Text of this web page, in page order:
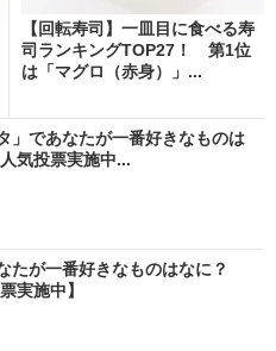
【回転寿司】一皿目に食べる寿
司ランキングTOP27！ 第1位
は「マグロ（赤身）」...
」であなたが一番好きなものは
気投票実施中...
たが一番好きなものはなに？
実施中】